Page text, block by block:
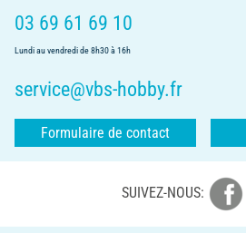
03 69 61 69 10
Lundi au vendredi de 8h30 à 16h
service@vbs-hobby.fr
Formulaire de contact
SUIVEZ-NOUS: